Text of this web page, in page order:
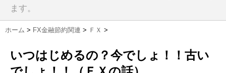
ます。
ホーム > FX金融節約関連 > ＦＸ >
いつはじめるの？今でしょ！！古い